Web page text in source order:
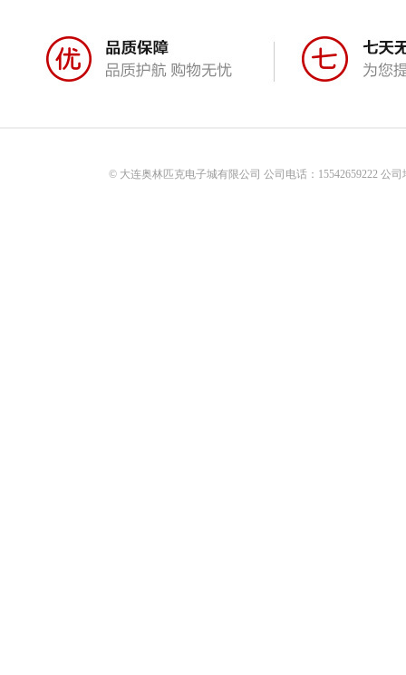
© 大连奥林匹克电子城有限公司 公司电话：15542659222 公